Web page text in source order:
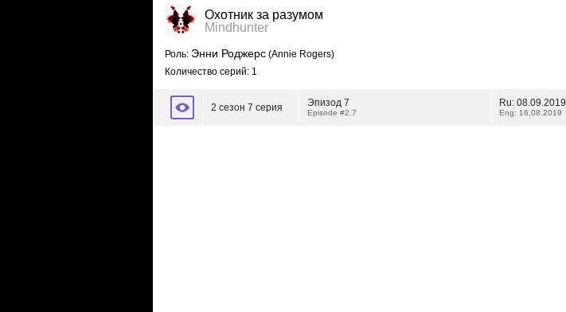
Охотник за разумом
Mindhunter
Роль: Энни Роджерс (Annie Rogers)
Количество серий: 1
2 сезон 7 серия Эпизод 7
Episode #2.7
Ru: 08.09.2019
Eng: 16.08.2019